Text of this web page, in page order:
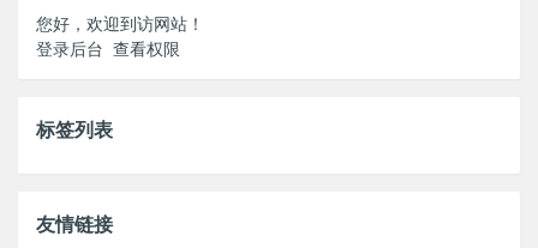
您好，欢迎到访网站！
登录后台 查看权限
标签列表
友情链接